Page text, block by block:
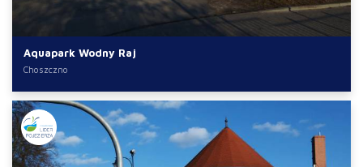
Aquapark Wodny Raj
Choszczno